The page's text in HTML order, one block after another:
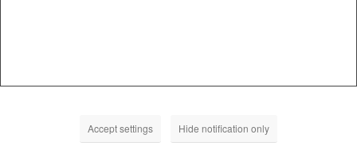
Accept settings Hide notification only